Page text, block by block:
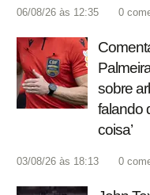
06/08/26 às 12:35 0
sobre
falando
coisa’
03/08/26 às 18:13 0